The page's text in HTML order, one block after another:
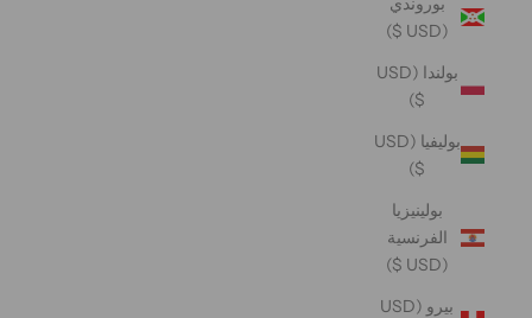
(USD $)
بولندا (USD
$)
بوليفيا (USD
$)
بولينيزيا
الفرنسية
(USD $)
بيرو (USD